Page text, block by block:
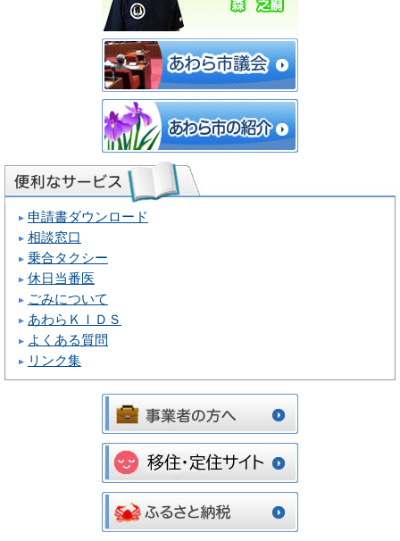
申請書ダウンロード
相談窓口
乗合タクシー
休日当番医
ごみについて
あわらＫＩＤＳ
よくある質問
リンク集